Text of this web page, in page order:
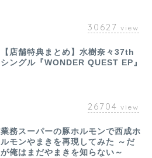
30627 view
【店舗特典まとめ】水樹奈々37th
シングル『WONDER QUEST EP』
26704 view
業務スーパーの豚ホルモンで西成ホ
ルモンやまきを再現してみた ～だ
が俺はまだやまきを知らない～